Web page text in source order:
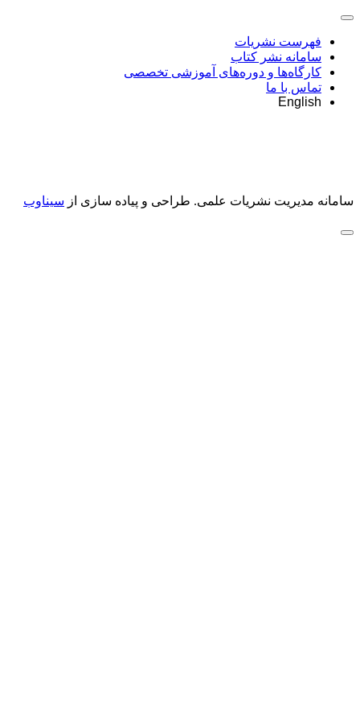
فهرست نشریات
سامانه نشر کتاب
کارگاه‌ها و دوره‌های آموزشی تخصصی
تماس با ما
English
سامانه مدیریت نشریات علمی. طراحی و پیاده سازی از سیناوب